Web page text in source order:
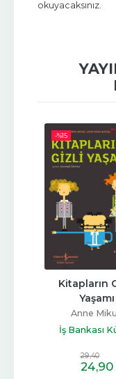
okuyacaksınız.
-%15
Kitapların
Yaşamı
Anne
İş Bankası
29,40
24,90